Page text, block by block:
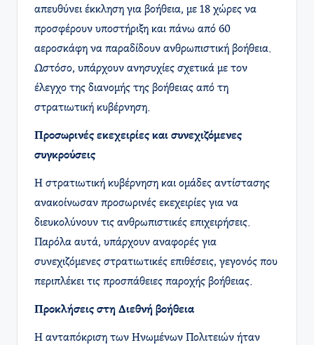
απευθύνει έκκληση για βοήθεια, με 18 χώρες να
προσφέρουν υποστήριξη και πάνω από 60
αεροσκάφη να παραδίδουν ανθρωπιστική βοήθεια.
Ωστόσο, υπάρχουν ανησυχίες σχετικά με τον
έλεγχο της διανομής της βοήθειας από τη
στρατιωτική κυβέρνηση.
Προσωρινές εκεχειρίες και συνεχιζόμενες
συγκρούσεις
Η στρατιωτική κυβέρνηση και ομάδες αντίστασης
ανακοίνωσαν προσωρινές εκεχειρίες για να
διευκολύνουν τις ανθρωπιστικές επιχειρήσεις.
Παρόλα αυτά, υπάρχουν αναφορές για
συνεχιζόμενες στρατιωτικές επιθέσεις, γεγονός που
περιπλέκει τις προσπάθειες παροχής βοήθειας. ​
Προκλήσεις στη Διεθνή βοήθεια
Η ανταπόκριση των Ηνωμένων Πολιτειών ήταν